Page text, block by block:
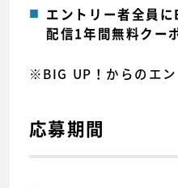
エントリー者全員
配信1年間無料クー
※BIG UP！からのエン
応募期間